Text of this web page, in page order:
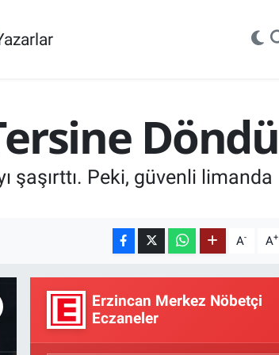
Döndü
şaşırttı. Peki, güvenli limanda
A- A+
Erzincan Merkez Nöbetçi
Eczaneler